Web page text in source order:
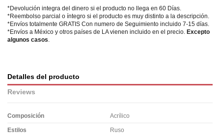
*Devolución integra del dinero si el producto no llega en 60 Días.
*Reembolso parcial o íntegro si el producto es muy distinto a la descripción.
*Envíos totalmente GRATIS Con numero de Seguimiento incluido 7-15 días.
*Envíos a México y otros países de LA vienen incluido en el precio. Excepto
algunos casos
Detalles del producto
Reviews
Composición Acrílico
Estilos Ruso